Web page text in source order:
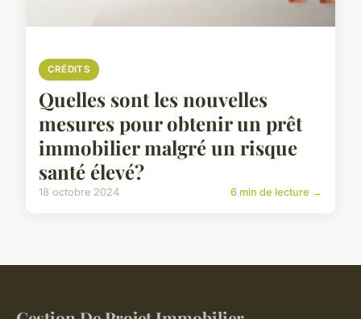
CRÉDITS
Quelles sont les nouvelles
mesures pour obtenir un prêt
immobilier malgré un risque
santé élevé?
18 octobre 2024 6 min de lecture →